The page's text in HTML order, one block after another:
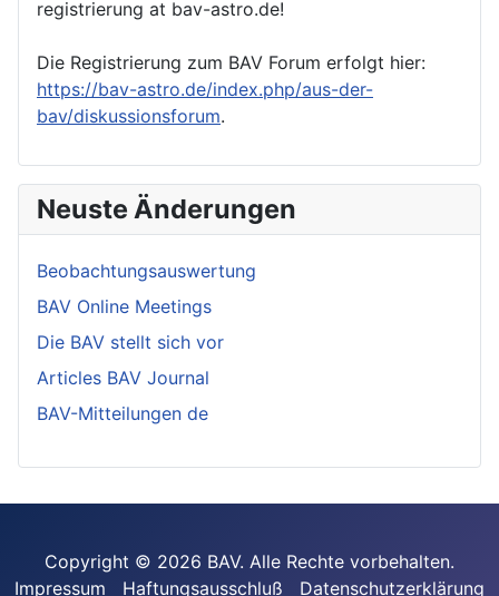
registrierung at bav-astro.de!
Die Registrierung zum BAV Forum erfolgt hier:
https://bav-astro.de/index.php/aus-der-
bav/diskussionsforum.
Neuste Änderungen
Beobachtungsauswertung
BAV Online Meetings
Die BAV stellt sich vor
Articles BAV Journal
BAV-Mitteilungen de
Copyright © 2026 BAV. Alle Rechte vorbehalten.
Impressum
Haftungsausschluß Datenschutzerklärung